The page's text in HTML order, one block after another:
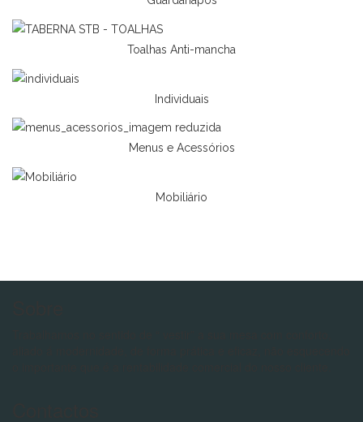
Toalhas Anti-mancha
Individuais
Menus e Acessórios
Mobiliário